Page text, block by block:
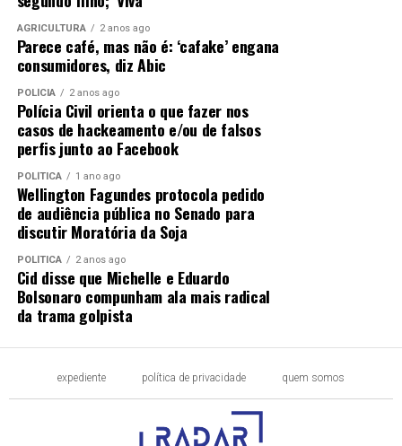
AGRICULTURA 2 anos ago
Parece café, mas não é: ‘cafake’ engana
consumidores, diz Abic
POLÍCIA 2 anos ago
Polícia Civil orienta o que fazer nos
casos de hackeamento e/ou de falsos
perfis junto ao Facebook
POLÍTICA 1 ano ago
Wellington Fagundes protocola pedido
de audiência pública no Senado para
discutir Moratória da Soja
POLÍTICA 2 anos ago
Cid disse que Michelle e Eduardo
Bolsonaro compunham ala mais radical
da trama golpista
expediente política de privacidade quem somos